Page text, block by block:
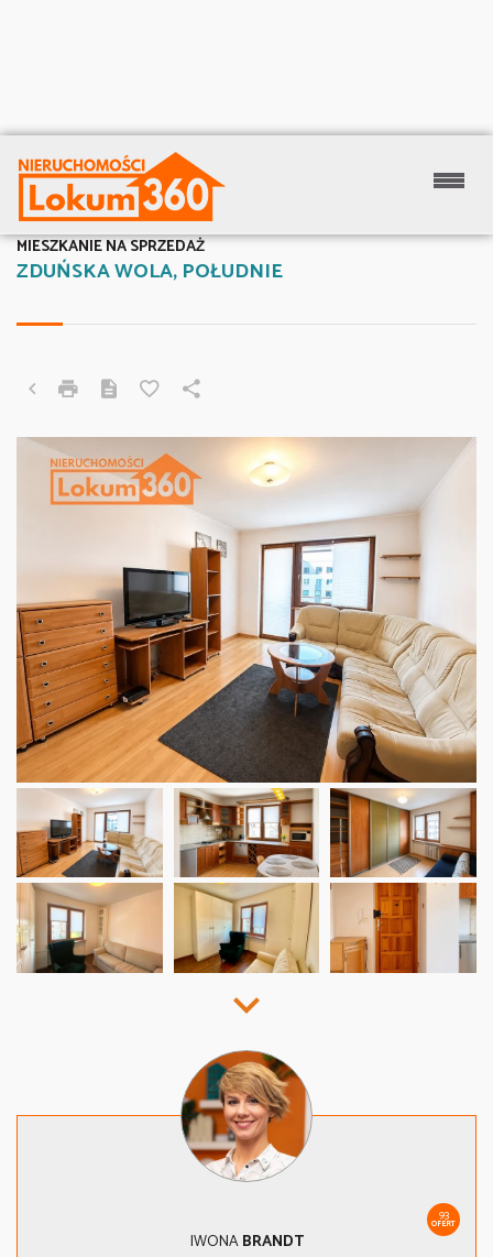
ZDUŃSKA WOLA, POŁUDNIE
MIESZKANIE NA SPRZEDAŻ
93
OFERT
IWONABRANDT